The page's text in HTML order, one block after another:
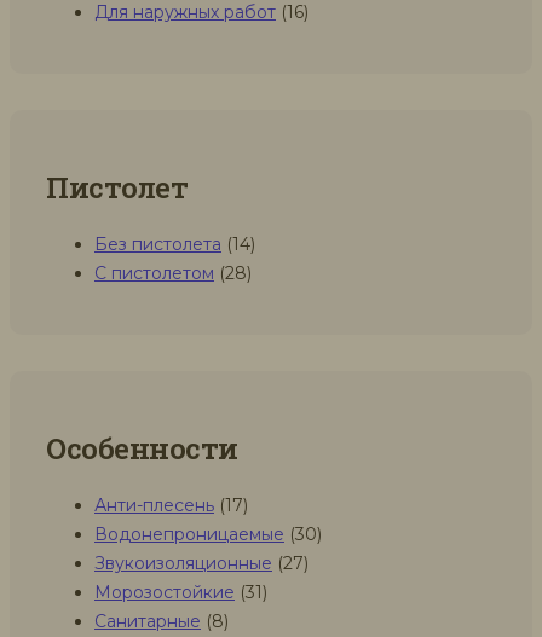
Для наружных работ (16)
Пистолет
Без пистолета (14)
С пистолетом (28)
Особенности
Анти-плесень (17)
Водонепроницаемые (30)
Звукоизоляционные (27)
Морозостойкие (31)
Санитарные (8)